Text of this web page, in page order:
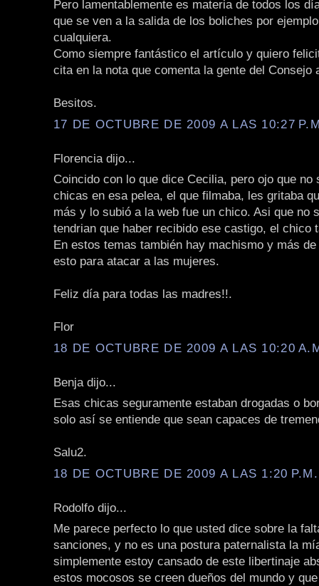
Pero lamentablemente es materia de todos los
que se ven a la salida de los boliches por
cualquiera.
Como siempre fantástico el artículo y quiero
cita en la nota que comenta la gente del Consejo
Besitos.
17 DE OCTUBRE DE 2009 A LAS 10:27
Florencia dijo...
Coincido con lo que dice Cecilia, pero ojo que no
chicas en esa pelea, el que filmaba, les gritaba
más y lo subió a la web fue un chico. Asi que no
tendrian que haber recibido ese castigo, el chico
En estos temas también hay machismo y más
esto para atacar a las mujeres.
Feliz día para todas las madres!!.
Flor
18 DE OCTUBRE DE 2009 A LAS 10:20
Benja dijo...
Esas chicas seguramente estaban drogadas o
solo así se entiende que sean capaces de
Salu2.
18 DE OCTUBRE DE 2009 A LAS 1:20 P.M.
Rodolfo dijo...
Me parece perfecto lo que usted dice sobre la
sanciones, y no es una postura paternalista la
simplemente estoy cansado de este libertinaje
estos mocosos se creen dueños del mundo y